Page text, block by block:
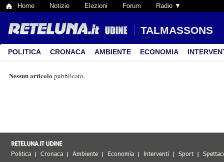
Home Notizie Elezioni Forum Radio ▼
TALMASSONS
POLITICA CRONACA AMBIENTE ECONOMIA
Nessun articolo pubblicato.